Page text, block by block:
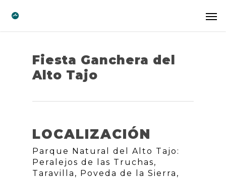
Fiesta Ganchera del
Alto Tajo
LOCALIZACIÓN
Parque Natural del Alto Tajo:
Peralejos de las Truchas,
Taravilla, Poveda de la Sierra,